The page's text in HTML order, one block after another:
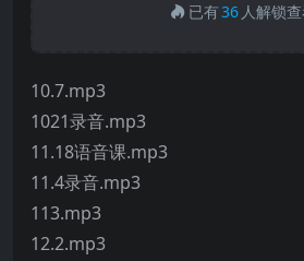
已有36 人解锁
10.7.mp3
1021录音.mp3
11.18语音课.mp3
11.4录音.mp3
113.mp3
12.2.mp3